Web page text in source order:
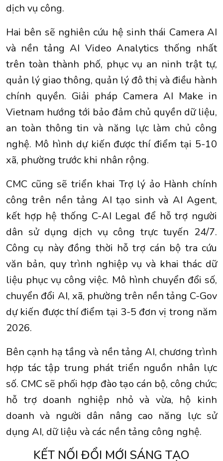
dịch vụ công.
Hai bên sẽ nghiên cứu hệ sinh thái Camera AI
và nền tảng AI Video Analytics thống nhất
trên toàn thành phố, phục vụ an ninh trật tự,
quản lý giao thông, quản lý đô thị và điều hành
chính quyền. Giải pháp Camera AI Make in
Vietnam hướng tới bảo đảm chủ quyền dữ liệu,
an toàn thông tin và năng lực làm chủ công
nghệ. Mô hình dự kiến được thí điểm tại 5-10
xã, phường trước khi nhân rộng.
CMC cũng sẽ triển khai Trợ lý ảo Hành chính
công trên nền tảng AI tạo sinh và AI Agent,
kết hợp hệ thống C-AI Legal để hỗ trợ người
dân sử dụng dịch vụ công trực tuyến 24/7.
Công cụ này đồng thời hỗ trợ cán bộ tra cứu
văn bản, quy trình nghiệp vụ và khai thác dữ
liệu phục vụ công việc. Mô hình chuyển đổi số,
chuyển đổi AI, xã, phường trên nền tảng C-Gov
dự kiến được thí điểm tại 3-5 đơn vị trong năm
2026.
Bên cạnh hạ tầng và nền tảng AI, chương trình
hợp tác tập trung phát triển nguồn nhân lực
số. CMC sẽ phối hợp đào tạo cán bộ, công chức;
hỗ trợ doanh nghiệp nhỏ và vừa, hộ kinh
doanh và người dân nâng cao năng lực sử
dụng AI, dữ liệu và các nền tảng công nghệ.
KẾT NỐI ĐỔI MỚI SÁNG TẠO